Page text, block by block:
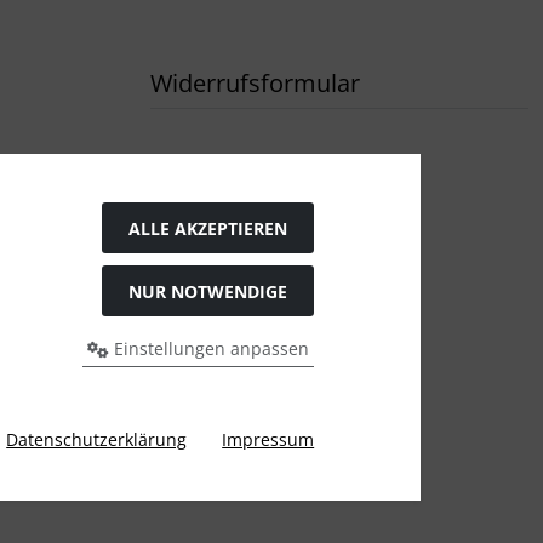
Widerrufsformular
Preis bei Tushita PaperArt GmbH.
ALLE AKZEPTIEREN
NUR NOTWENDIGE
Einstellungen anpassen
Datenschutzerklärung Impressum